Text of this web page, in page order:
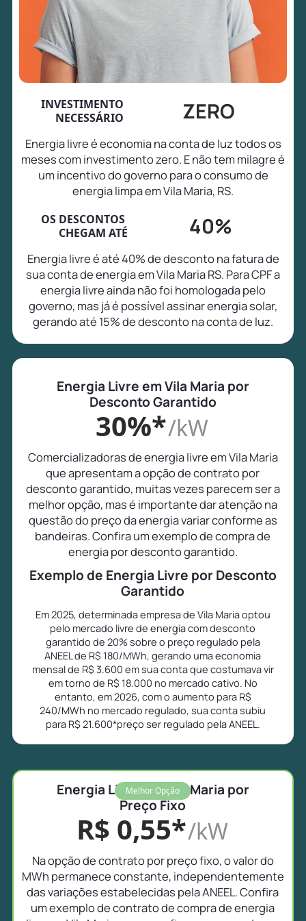
INVESTIMENTO
NECESSÁRIO
ZERO
Energia livre é economia na conta de luz todos os
meses com investimento zero. E não tem milagre é
um incentivo do governo para o consumo de
energia limpa em Vila Maria, RS.
OS DESCONTOS
CHEGAM ATÉ
40%
Energia livre é até 40% de desconto na fatura de
sua conta de energia em Vila Maria RS. Para CPF a
energia livre ainda não foi homologada pelo
governo, mas já é possível assinar energia solar,
gerando até 15% de desconto na conta de luz.
Energia Livre em Vila Maria por
Desconto Garantido
30%*/kW
Comercializadoras de energia livre em Vila Maria
que apresentam a opção de contrato por
desconto garantido, muitas vezes parecem ser a
melhor opção, mas é importante dar atenção na
questão do preço da energia variar conforme as
bandeiras. Confira um exemplo de compra de
energia por desconto garantido.
Exemplo de Energia Livre por Desconto
Garantido
Em 2025, determinada empresa de Vila Maria optou
pelo mercado livre de energia com desconto
garantido de 20% sobre o preço regulado pela
ANEEL de R$ 180/MWh, gerando uma economia
mensal de R$ 3.600 em sua conta que costumava vir
em torno de R$ 18.000 no mercado cativo. No
entanto, em 2026, com o aumento para R$
240/MWh no mercado regulado, sua conta subiu
para R$ 21.600*preço ser regulado pela ANEEL.
Melhor Opção
Energia Livre em Vila Maria por
Preço Fixo
R$ 0,55*/kW
Na opção de contrato por preço fixo, o valor do
MWh permanece constante, independentemente
das variações estabelecidas pela ANEEL. Confira
um exemplo de contrato de compra de energia